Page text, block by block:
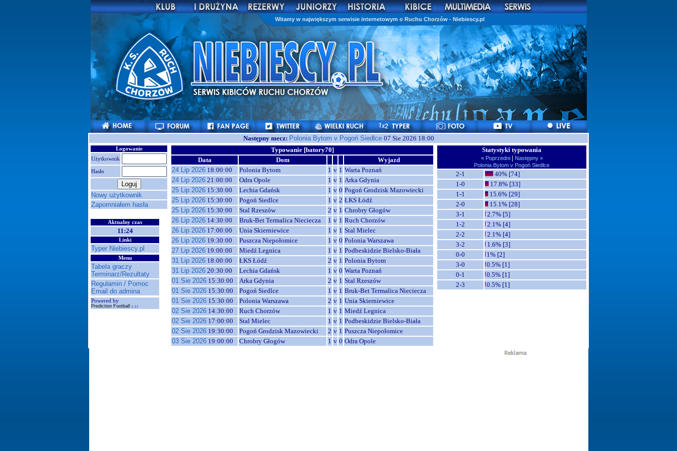
Witamy w największym serwisie internetowym o Ruchu Chorzów - Niebiescy.pl
Następny mecz: Polonia Bytom v Pogoń Siedlce 07 Sie 2026 18:00
Logowanie
Użytkownik
Hasło
Nowy użytkownik
Zapomniałem hasła
Aktualny czas
11:24
Linki
Typer Niebiescy.pl
Menu
Tabela graczy
Terminarz/Rezultaty
Regulamin / Pomoc
Email do admina
Powered by
Prediction Football 1.11
Typowanie [batory70]
Data
Dom
Wyjazd
24 Lip 2026 18:00:00 Polonia Bytom 1 v 1 Warta Poznań
24 Lip 2026 21:00:00 Odra Opole 1 v 1 Arka Gdynia
25 Lip 2026 15:30:00 Lechia Gdańsk 1 v 0 Pogoń Grodzisk Mazowiecki
25 Lip 2026 15:30:00 Pogoń Siedlce 1 v 2 ŁKS Łódź
25 Lip 2026 15:30:00 Stal Rzeszów 2 v 1 Chrobry Głogów
26 Lip 2026 14:30:00 Bruk-Bet Termalica Nieciecza 1 v 1 Ruch Chorzów
26 Lip 2026 17:00:00 Unia Skierniewice 1 v 1 Stal Mielec
26 Lip 2026 19:30:00 Puszcza Niepołomice 1 v 0 Polonia Warszawa
27 Lip 2026 19:00:00 Miedź Legnica 1 v 1 Podbeskidzie Bielsko-Biała
31 Lip 2026 18:00:00 ŁKS Łódź 2 v 1 Polonia Bytom
31 Lip 2026 20:30:00 Lechia Gdańsk 1 v 0 Warta Poznań
01 Sie 2026 15:30:00 Arka Gdynia 2 v 1 Stal Rzeszów
01 Sie 2026 15:30:00 Pogoń Siedlce 1 v 1 Bruk-Bet Termalica Nieciecza
01 Sie 2026 15:30:00 Polonia Warszawa 2 v 1 Unia Skierniewice
02 Sie 2026 14:30:00 Ruch Chorzów 1 v 1 Miedź Legnica
02 Sie 2026 17:00:00 Stal Mielec 1 v 1 Podbeskidzie Bielsko-Biała
02 Sie 2026 19:30:00 Pogoń Grodzisk Mazowiecki 2 v 1 Puszcza Niepołomice
03 Sie 2026 19:00:00 Chrobry Głogów 1 v 0 Odra Opole
Statystyki typowania
« Poprzedni | Następny »
Polonia Bytom v Pogoń Siedlce
2-1
40% [74]
1-0
17.8% [33]
1-1
15.6% [29]
2-0
15.1% [28]
3-1
2.7% [5]
1-2
2.1% [4]
2-2
2.1% [4]
3-2
1.6% [3]
0-0
1% [2]
3-0
0.5% [1]
0-1
0.5% [1]
2-3
0.5% [1]